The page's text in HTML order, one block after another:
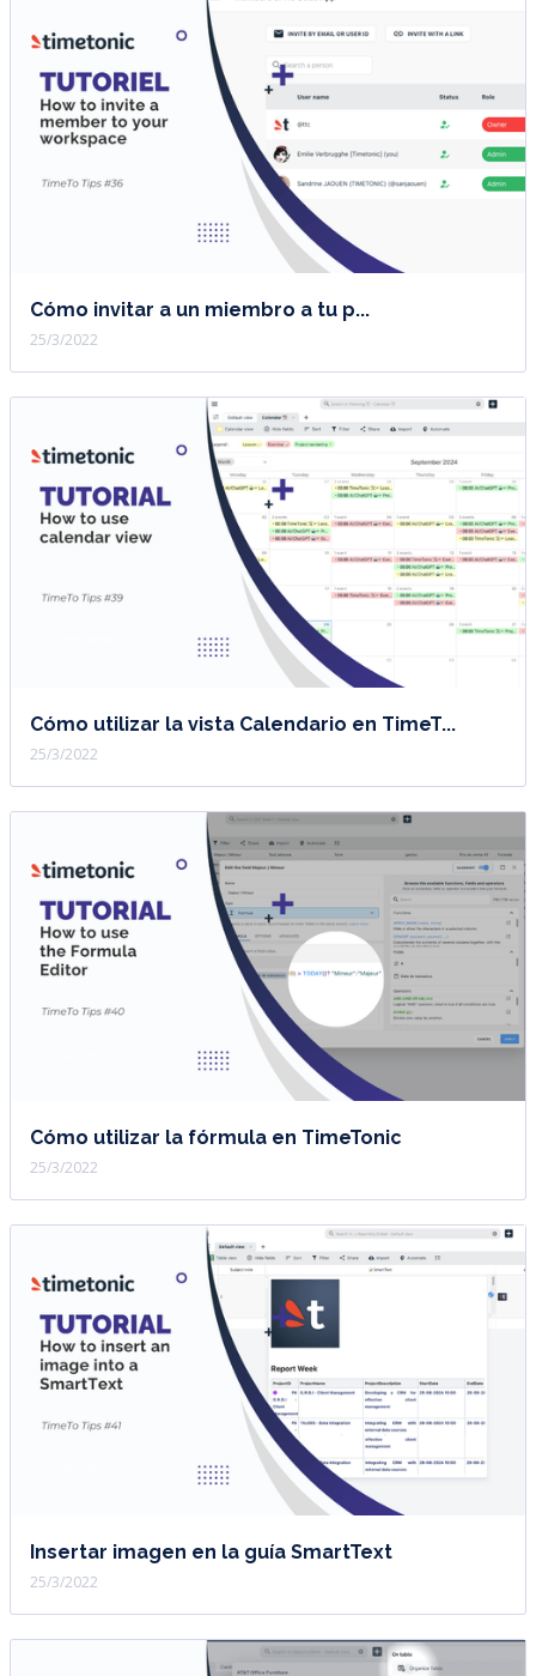
Cómo invitar a un miembro a tu p...
25/3/2022
Cómo utilizar la vista Calendario en TimeT...
25/3/2022
Cómo utilizar la fórmula en TimeTonic
25/3/2022
Insertar imagen en la guía SmartText
25/3/2022